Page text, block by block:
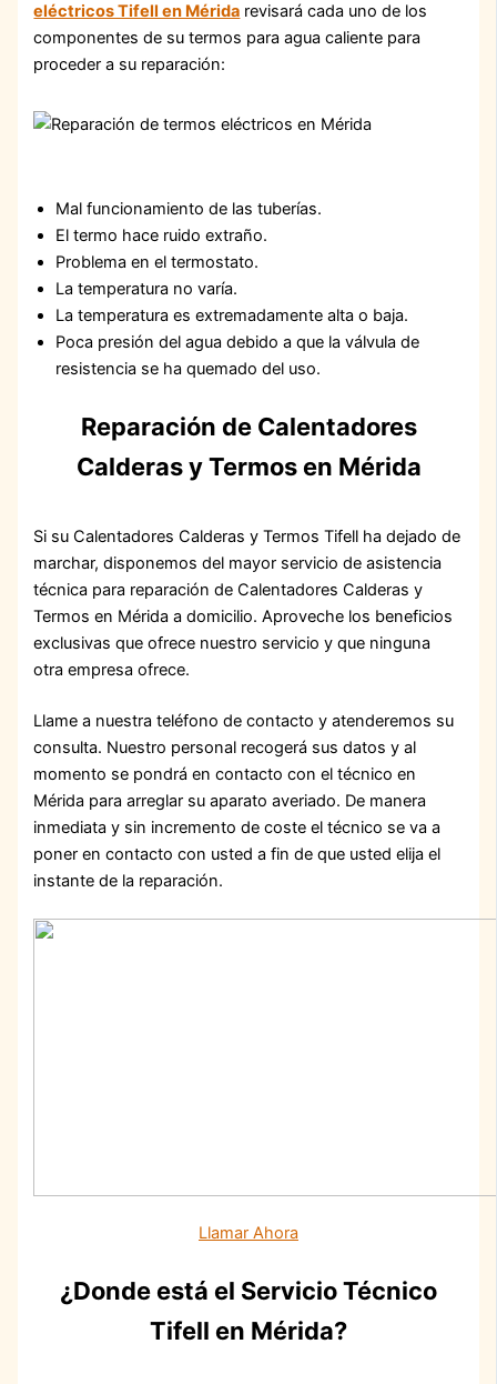
eléctricos Tifell en Mérida revisará cada uno de los
componentes de su termos para agua caliente para
proceder a su reparación:
Mal funcionamiento de las tuberías.
El termo hace ruido extraño.
Problema en el termostato.
La temperatura no varía.
La temperatura es extremadamente alta o baja.
Poca presión del agua debido a que la válvula de
resistencia se ha quemado del uso.
Reparación de Calentadores
Calderas y Termos en Mérida
Si su Calentadores Calderas y Termos Tifell ha dejado de
marchar, disponemos del mayor servicio de asistencia
técnica para reparación de Calentadores Calderas y
Termos en Mérida a domicilio. Aproveche los beneficios
exclusivas que ofrece nuestro servicio y que ninguna
otra empresa ofrece.
Llame a nuestra teléfono de contacto y atenderemos su
consulta. Nuestro personal recogerá sus datos y al
momento se pondrá en contacto con el técnico en
Mérida para arreglar su aparato averiado. De manera
inmediata y sin incremento de coste el técnico se va a
poner en contacto con usted a fin de que usted elija el
instante de la reparación.
Llamar Ahora
¿Donde está el Servicio Técnico
Tifell en Mérida?